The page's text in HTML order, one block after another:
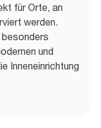
für Orte, an
werden.
besonders
und
Inneneinrichtung